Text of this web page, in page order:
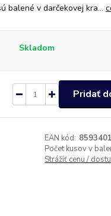
balené v darčekovej kra...
Skladom
Pridať
EAN kód:
Počet kusov v
Strážiť cenu /